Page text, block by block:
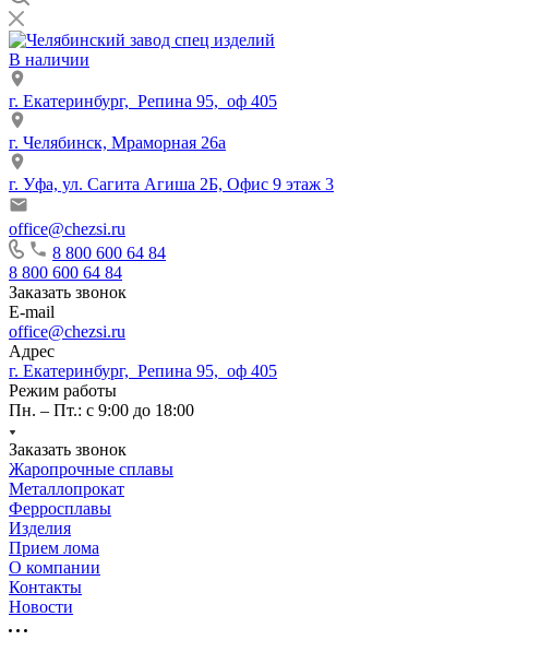
В наличии
г. Екатеринбург, Репина 95, оф 405
г. Челябинск, Мраморная 26а
г. Уфа, ул. Сагита Агиша 2Б, Офис 9 этаж 3
office@chezsi.ru
8 800 600 64 84
8 800 600 64 84
Заказать звонок
E-mail
office@chezsi.ru
Адрес
г. Екатеринбург, Репина 95, оф 405
Режим работы
Пн. – Пт.: с 9:00 до 18:00
Заказать звонок
Жаропрочные сплавы
Металлопрокат
Ферросплавы
Изделия
Прием лома
О компании
Контакты
Новости